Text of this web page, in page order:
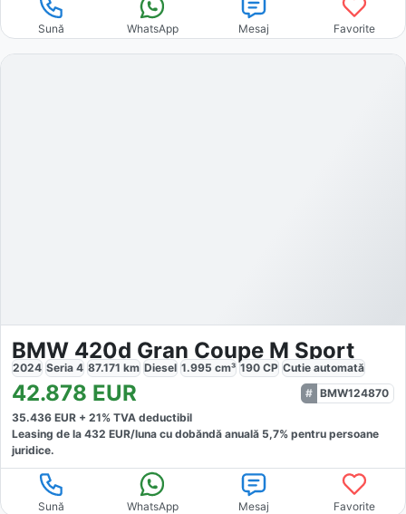
Sună WhatsApp Mesaj Favorite
BMW 420d Gran Coupe M Sport
2024 Seria 4 87.171 km Diesel 1.995 cm³ 190 CP Cutie automată
42.878 EUR
BMW124870
35.436 EUR + 21% TVA deductibil
Leasing de la 432 EUR/luna cu dobăndă anuală 5,7% pentru persoane
juridice.
Sună WhatsApp Mesaj Favorite